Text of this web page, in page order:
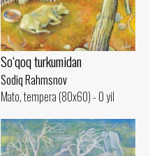
So‘qoq turkumidan
Sodiq Rahmsnov
Mato, tempera (80x60) - 0 yil